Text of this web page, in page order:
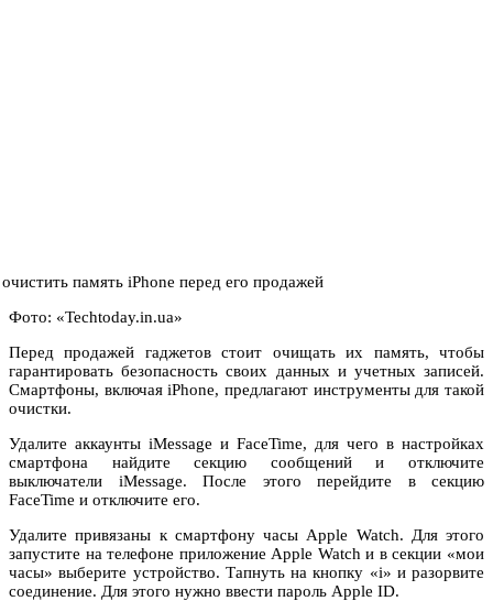
Фото: «Techtoday.in.ua»
Перед продажей гаджетов стоит очищать их память, чтобы
гарантировать безопасность своих данных и учетных записей.
Смартфоны, включая iPhone, предлагают инструменты для такой
очистки.
Удалите аккаунты iMessage и FaceTime, для чего в настройках
смартфона найдите секцию сообщений и отключите
выключатели iMessage. После этого перейдите в секцию
FaceTime и отключите его.
Удалите привязаны к смартфону часы Apple Watch. Для этого
запустите на телефоне приложение Apple Watch и в секции «мои
часы» выберите устройство. Тапнуть на кнопку «i» и разорвите
соединение. Для этого нужно ввести пароль Apple ID.